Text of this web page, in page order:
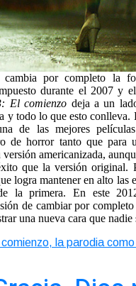
cambia por completo la
durante el 2007 y
El comienzo deja a un
y todo lo que esto conlleva.
de las mejores
de horror tanto que para
americanizada,
que la versión original.
logra mantener en alto las
la primera.
En este
de cambiar por
una nueva cara que nadie
la parodia